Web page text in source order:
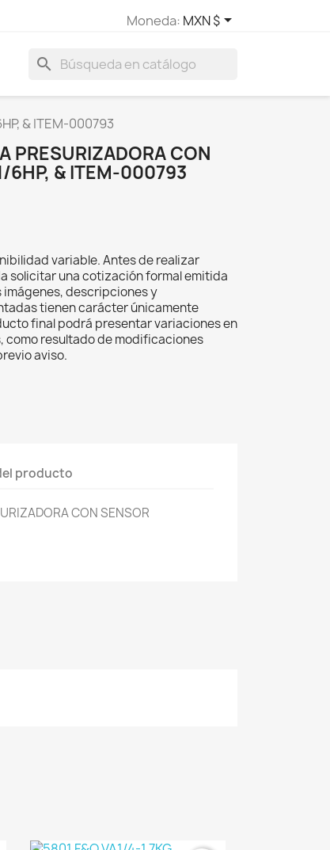
Moneda: MXN $
search
& ITEM-000793
PRESURIZADORA CON
6HP, & ITEM-000793
variable. Antes de realizar
solicitar una cotización formal emitida
imágenes, descripciones y
tienen carácter únicamente
final podrá presentar variaciones en
como resultado de modificaciones
aviso.
producto
CON SENSOR